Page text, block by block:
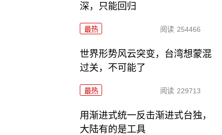
深，只能回归
最热 阅读 254466
世界形势风云突变，台湾想蒙混
过关，不可能了
最热 阅读 229713
用渐进式统一反击渐进式台独，
大陆有的是工具